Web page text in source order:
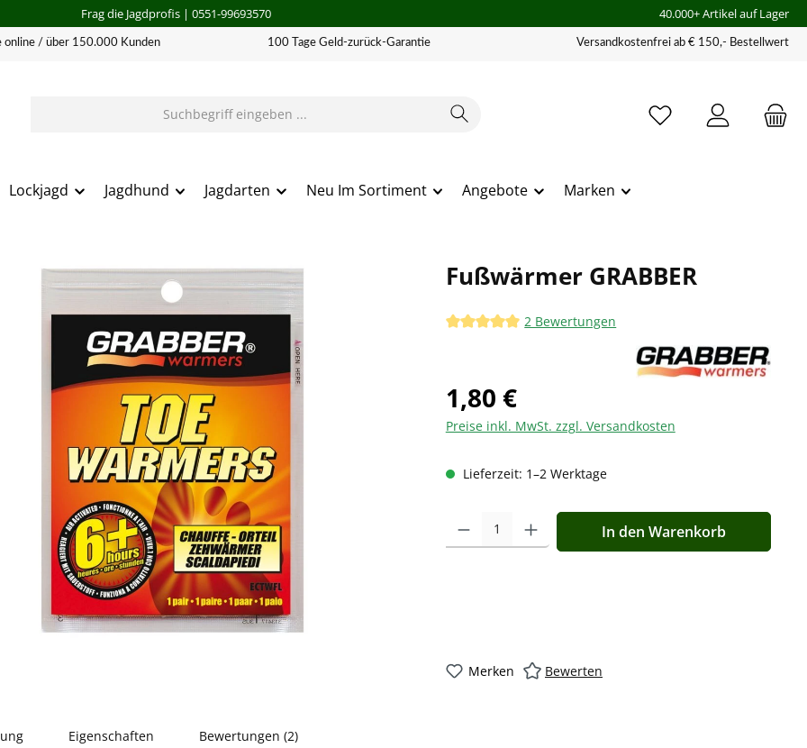
Frag die Jagdprofis| 0551-99693570 40.000+ Artikel auf Lager
online / über 150.000 Kunden 100 Tage Geld-zurück-Garantie Versandkostenfrei ab € 150,- Bestellwert
Lockjagd Jagdhund Jagdarten Neu Im Sortiment Angebote Marken
überspringen Fußwärmer GRABBER
Durchschnittliche Bewertung von 5 von 5 Sternen
2 Bewertungen
1,80 €
Preise inkl. MwSt. zzgl. Versandkosten
Lieferzeit: 1–2 Werktage
Produkt Anzahl: Gib den gewünschten Wert ein oder
In den Warenkorb
Merken Bewerten
Eigenschaften Bewertungen (2)